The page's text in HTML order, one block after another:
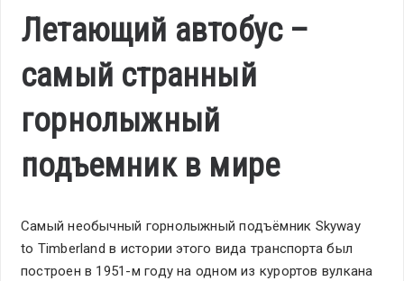
Летающий автобус –
самый странный
горнолыжный
подъемник в мире
Самый необычный горнолыжный подъёмник Skyway
to Timberland в истории этого вида транспорта был
построен в 1951-м году на одном из курортов вулкана